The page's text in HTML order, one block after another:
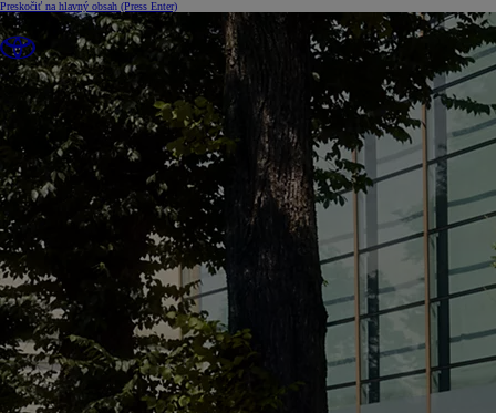
Preskočiť na hlavný obsah (Press Enter)